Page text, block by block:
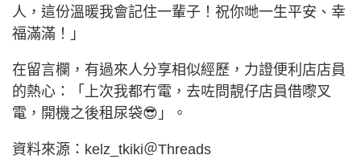
人，這份溫暖我會記住一輩子！祝你哋一生平安、幸
福滿滿！」
在留言欄，有過來人分享相似經歷，力證便利店店員
的熱心：「上次我都冇電，去咗問靚仔店員借嚟叉
電，開機之後租尿袋😎」。
資料來源：kelz_tkiki＠Threads